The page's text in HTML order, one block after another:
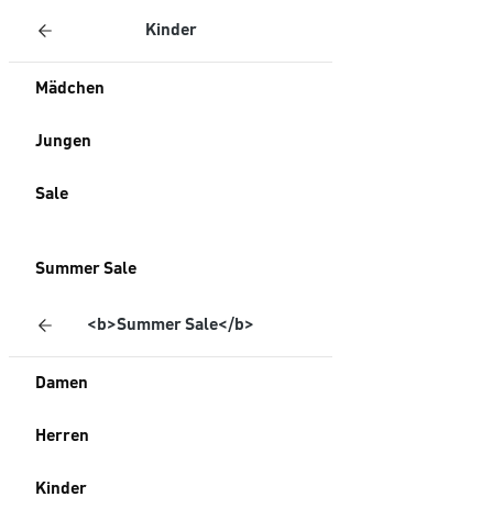
Kinder
Mädchen
Jungen
Sale
Summer Sale
<b>Summer Sale</b>
Damen
Herren
Kinder